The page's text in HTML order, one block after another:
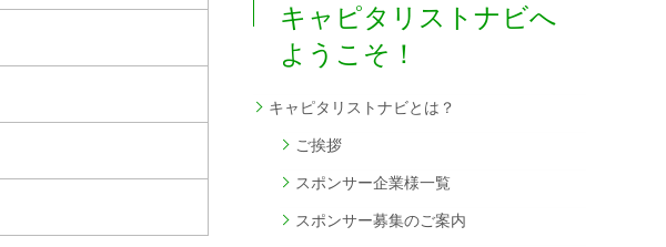
キャピタリストナビへ
ようこそ！
キャピタリストナビとは？
ご挨拶
スポンサー企業様一覧
スポンサー募集のご案内